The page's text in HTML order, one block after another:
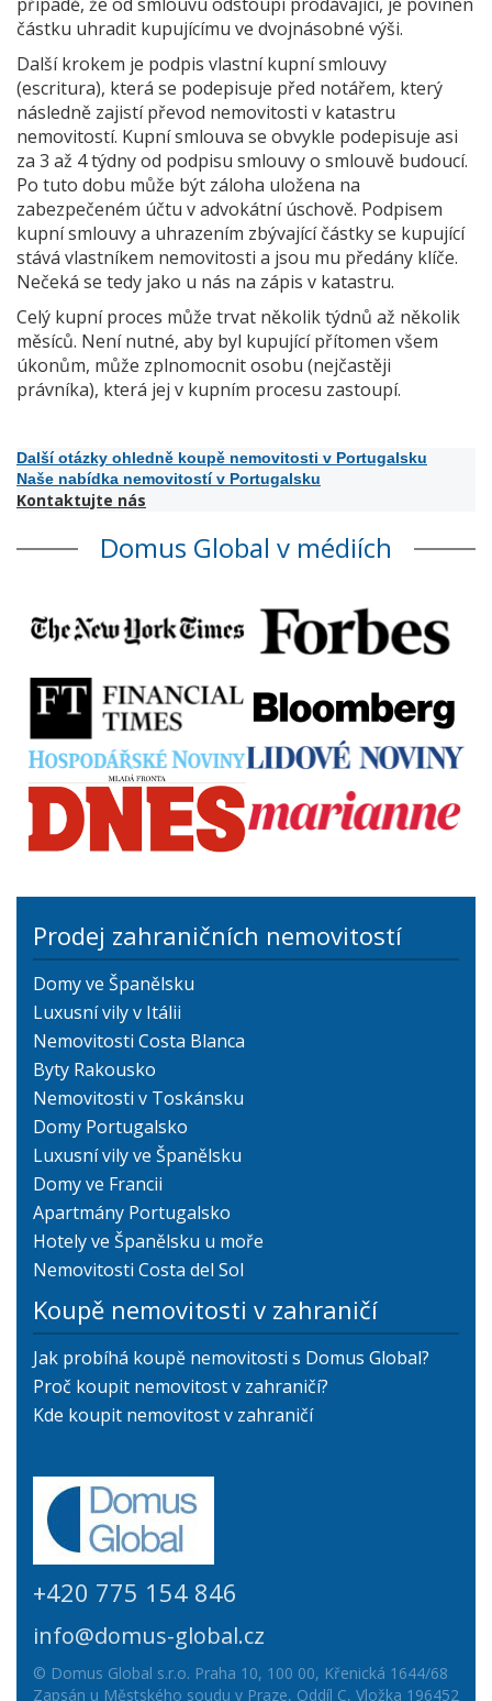
částku uhradit kupujícímu ve dvojnásobné výši.
Další krokem je podpis vlastní kupní smlouvy
(escritura), která se podepisuje před notářem, který
následně zajistí převod nemovitosti v katastru
nemovitostí. Kupní smlouva se obvykle podepisuje asi
za 3 až 4 týdny od podpisu smlouvy o smlouvě budoucí.
Po tuto dobu může být záloha uložena na
zabezpečeném účtu v advokátní úschově. Podpisem
kupní smlouvy a uhrazením zbývající částky se kupující
stává vlastníkem nemovitosti a jsou mu předány klíče.
Nečeká se tedy jako u nás na zápis v katastru.
Celý kupní proces může trvat několik týdnů až několik
měsíců. Není nutné, aby byl kupující přítomen všem
úkonům, může zplnomocnit osobu (nejčastěji
právníka), která jej v kupním procesu zastoupí.
Další otázky ohledně koupě nemovitosti v Portugalsku
Naše nabídka nemovitostí v Portugalsku
Kontaktujte nás
Domus Global v médiích
Prodej zahraničních nemovitostí
Domy ve Španělsku
Luxusní vily v Itálii
Nemovitosti Costa Blanca
Byty Rakousko
Nemovitosti v Toskánsku
Domy Portugalsko
Luxusní vily ve Španělsku
Domy ve Francii
Apartmány Portugalsko
Hotely ve Španělsku u moře
Nemovitosti Costa del Sol
Koupě nemovitosti v zahraničí
Jak probíhá koupě nemovitosti s Domus Global?
Proč koupit nemovitost v zahraničí?
Kde koupit nemovitost v zahraničí
+420 775 154 846
info@domus-global.cz
© Domus Global s.r.o. Praha 10, 100 00, Křenická 1644/68
Zapsán u Městského soudu v Praze, Oddíl C, Vložka 196452